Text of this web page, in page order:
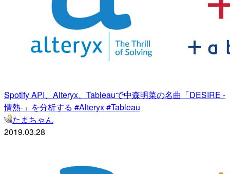
Spotify API、Alteryx、Tableauで中森明菜の名曲「DESIRE -
情熱-」を分析する #Alteryx #Tableau
たまちゃん
2019.03.28